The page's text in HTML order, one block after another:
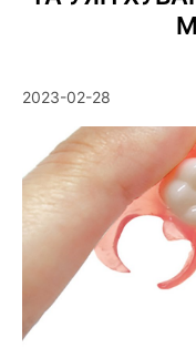
2023-02-28